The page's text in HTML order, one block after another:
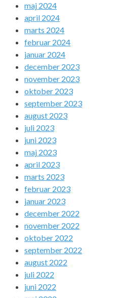
maj 2024
april 2024
marts 2024
februar 2024
januar 2024
december 2023
november 2023
oktober 2023
september 2023
august 2023
juli 2023
juni 2023
maj 2023
april 2023
marts 2023
februar 2023
januar 2023
december 2022
november 2022
oktober 2022
september 2022
august 2022
juli 2022
juni 2022